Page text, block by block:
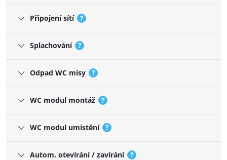
Připojení sítí ?
Splachování ?
Odpad WC mísy ?
WC modul montáž ?
WC modul umístění ?
Autom. otevírání / zavírání ?